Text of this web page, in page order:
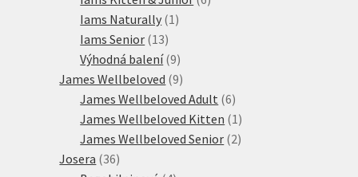
Iams Naturally 1 1
Iams Senior 1313
produktů
Výhodná balení 99
produktů
James Wellbeloved 99
produktů
James Wellbeloved Adult 66
produktů
James Wellbeloved Kitten 1 1
produkt
James Wellbeloved Senior 22
Josera 3636